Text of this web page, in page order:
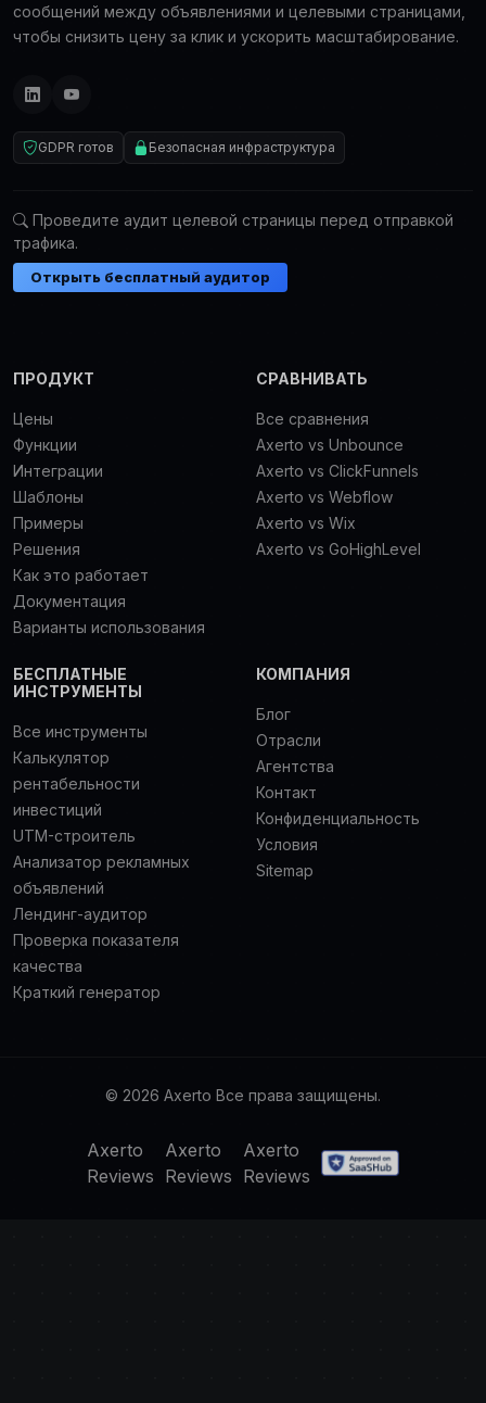
сообщений между объявлениями и целевыми страницами,
чтобы снизить цену за клик и ускорить масштабирование.
GDPR готов Безопасная инфраструктура
Проведите аудит целевой страницы перед отправкой
трафика.
Открыть бесплатный аудитор
ПРОДУКТ
Цены
Функции
Интеграции
Шаблоны
Примеры
Решения
Как это работает
Документация
Варианты использования
СРАВНИВАТЬ
Все сравнения
Axerto vs Unbounce
Axerto vs ClickFunnels
Axerto vs Webflow
Axerto vs Wix
Axerto vs GoHighLevel
БЕСПЛАТНЫЕ
ИНСТРУМЕНТЫ
Все инструменты
Калькулятор
рентабельности
инвестиций
UTM-строитель
Анализатор рекламных
объявлений
Лендинг-аудитор
Проверка показателя
качества
Краткий генератор
КОМПАНИЯ
Блог
Отрасли
Агентства
Контакт
Конфиденциальность
Условия
Sitemap
© 2026 Axerto Все права защищены.
Axerto
Reviews
Axerto
Reviews
Axerto
Reviews